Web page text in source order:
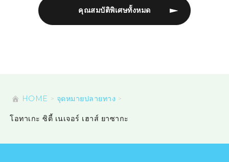
คุณสมบัติพิเศษทั้งหมด
HOME จุดหมายปลายทาง
โอทาเกะ ซิตี้ เนเจอร์ เฮาส์ ยาซากะ